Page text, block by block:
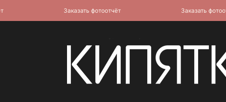
Заказать фотоотчёт Заказать фотоотчёт